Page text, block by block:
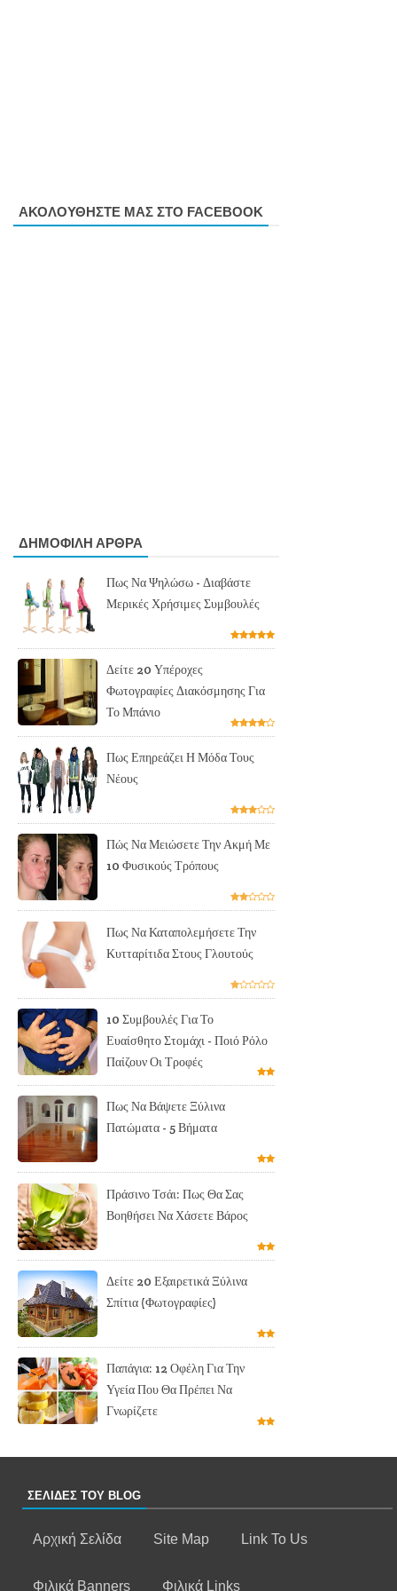
ΑΚΟΛΟΥΘΗΣΤΕ ΜΑΣ ΣΤΟ FACEBOOK
ΔΗΜΟΦΙΛΗ ΑΡΘΡΑ
Πως Να Ψηλώσω - Διαβάστε
Μερικές Χρήσιμες Συμβουλές
Δείτε 20 Υπέροχες
Φωτογραφίες Διακόσμησης Για
Το Μπάνιο
Πως Επηρεάζει Η Μόδα Τους
Νέους
Πώς Να Μειώσετε Την Ακμή Με
10 Φυσικούς Τρόπους
Πως Να Καταπολεμήσετε Την
Κυτταρίτιδα Στους Γλουτούς
10 Συμβουλές Για Το
Ευαίσθητο Στομάχι - Ποιό Ρόλο
Παίζουν Οι Τροφές
Πως Να Βάψετε Ξύλινα
Πατώματα - 5 Βήματα
Πράσινο Τσάι: Πως Θα Σας
Βοηθήσει Να Χάσετε Βάρος
Δείτε 20 Εξαιρετικά Ξύλινα
Σπίτια (Φωτογραφίες)
Παπάγια: 12 Οφέλη Για Την
Υγεία Που Θα Πρέπει Να
Γνωρίζετε
ΣΕΛΙΔΕΣ ΤΟΥ BLOG
Αρχική Σελίδα Site Map Link To Us
Φιλικά Banners Φιλικά Links